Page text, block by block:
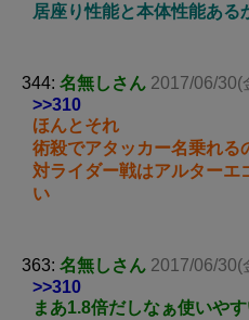
居座り性能と本体性能ある
344: 名無しさん 2017/06/30(
>>310
ほんとそれ
術殺でアタッカー名乗れる
対ライダー戦はアルターエ
い
363: 名無しさん 2017/06/30(
>>310
まあ1.8倍だしなぁ使いや